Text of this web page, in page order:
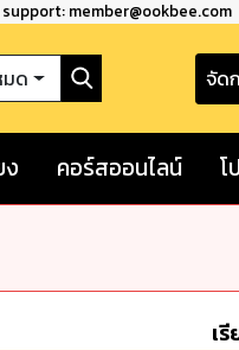
member@ookbee.com
ด จัด
คอร์สออนไลน์ โ
เ